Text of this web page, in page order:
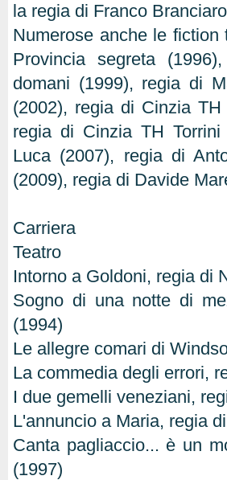
la regia di Franco
Numerose anche le
Provincia segreta
domani (1999), regia di
(2002), regia di Cinzia
regia di Cinzia TH
Luca (2007), regia di
(2009), regia di Davide
Carriera
Teatro
Intorno a Goldoni, regia di
Sogno di una notte di
(1994)
Le allegre comari di
La commedia degli errori,
I due gemelli veneziani,
L'annuncio a Maria, regia
Canta pagliaccio... è un
(1997)